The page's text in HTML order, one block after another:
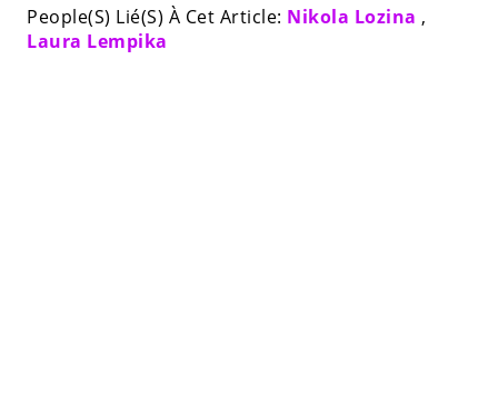
People(S) Lié(S) À Cet Article: Nikola Lozina ,
Laura Lempika